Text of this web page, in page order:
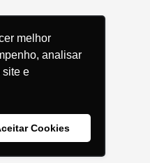
melhor
analisar
site e
Cookies